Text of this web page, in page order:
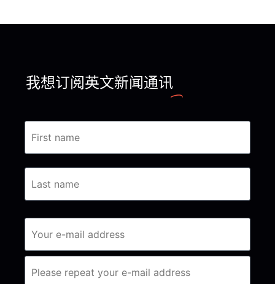
我想订阅英文新闻通讯